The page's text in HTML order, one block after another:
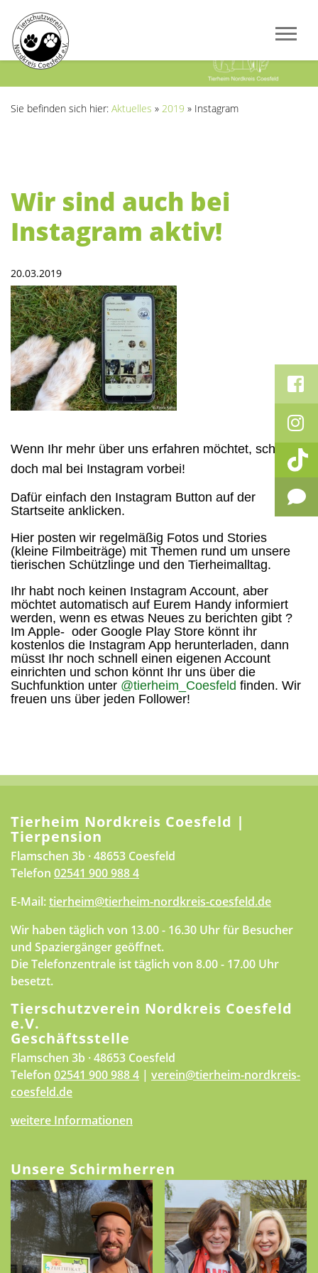
Sie befinden sich hier: Aktuelles » 2019 » Instagram
Wir sind auch bei
Instagram aktiv!
20.03.2019
Wenn Ihr mehr über uns erfahren möchtet, schaut
doch mal bei Instagram vorbei!
Dafür einfach den Instagram Button auf der
Startseite anklicken.
Hier posten wir regelmäßig Fotos und Stories
(kleine Filmbeiträge) mit Themen rund um unsere
tierischen Schützlinge und den Tierheimalltag.
Ihr habt noch keinen Instagram Account, aber
möchtet automatisch auf Eurem Handy informiert
werden, wenn es etwas Neues zu berichten gibt ?
Im Apple- oder Google Play Store könnt ihr
kostenlos die Instagram App herunterladen, dann
müsst Ihr noch schnell einen eigenen Account
einrichten und schon könnt Ihr uns über die
Suchfunktion unter @tierheim_Coesfeld finden. Wir
freuen uns über jeden Follower!
Tierheim Nordkreis Coesfeld |
Tierpension
Flamschen 3b · 48653 Coesfeld
Telefon 02541 900 988 4
E-Mail:tierheim@tierheim-nordkreis-coesfeld.de
Wir haben täglich von 13.00 - 16.30 Uhr für Besucher
und Spaziergänger geöffnet.
Die Telefonzentrale ist täglich von 8.00 - 17.00 Uhr
besetzt.
Tierschutzverein Nordkreis Coesfeld
e.V.
Geschäftsstelle
Flamschen 3b · 48653 Coesfeld
Telefon 02541 900 988 4 | verein@tierheim-nordkreis-
coesfeld.de
weitere Informationen
Unsere Schirmherren